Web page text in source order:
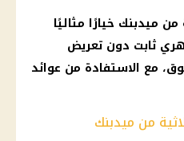
ميدبنك خيارًا مثاليًا
ثابت دون تعريض
مع الاستفادة من عوائد
من ميدبنك